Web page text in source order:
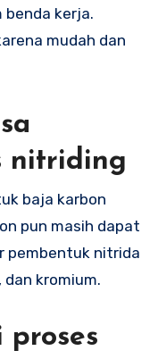
benda kerja.
mudah dan
nitriding
baja karbon
pun masih dapat
pembentuk nitrida
kromium.
proses